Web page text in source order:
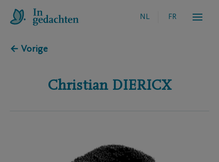
NL FR
← Vorige
Christian DIERICX